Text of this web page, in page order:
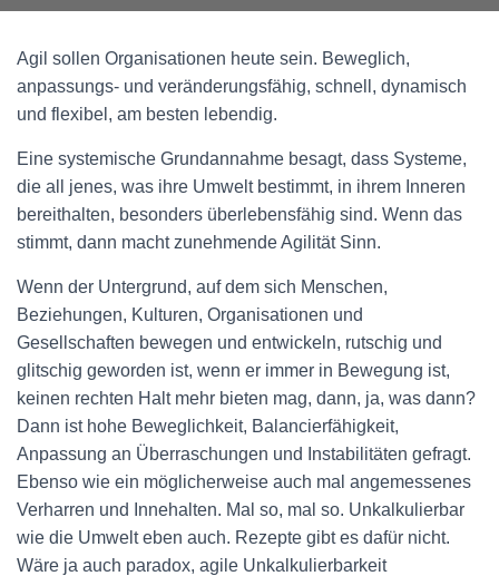
L
Agil sollen Organisationen heute sein. Beweglich,
anpassungs- und veränderungsfähig, schnell, dynamisch
und flexibel, am besten lebendig.
Eine systemische Grundannahme besagt, dass Systeme,
die all jenes, was ihre Umwelt bestimmt, in ihrem Inneren
bereithalten, besonders überlebensfähig sind. Wenn das
stimmt, dann macht zunehmende Agilität Sinn.
Wenn der Untergrund, auf dem sich Menschen,
Beziehungen, Kulturen, Organisationen und
Gesellschaften bewegen und entwickeln, rutschig und
glitschig geworden ist, wenn er immer in Bewegung ist,
keinen rechten Halt mehr bieten mag, dann, ja, was dann?
Dann ist hohe Beweglichkeit, Balancierfähigkeit,
Anpassung an Überraschungen und Instabilitäten gefragt.
Ebenso wie ein möglicherweise auch mal angemessenes
Verharren und Innehalten. Mal so, mal so. Unkalkulierbar
wie die Umwelt eben auch. Rezepte gibt es dafür nicht.
Wäre ja auch paradox, agile Unkalkulierbarkeit